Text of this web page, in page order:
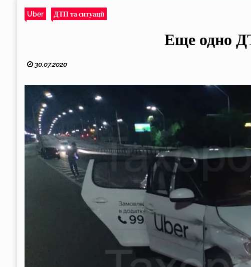
Uber ДТП та ситуації
Еще одно
30.07.2020